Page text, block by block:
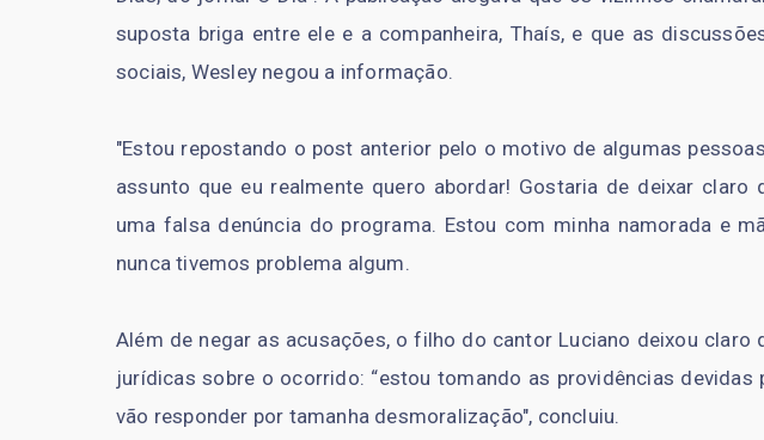
suposta briga entre ele e a companheira, Thaís, e que as
sociais, Wesley negou a informação.
"Estou repostando o post anterior pelo o motivo de algumas
assunto que eu realmente quero abordar! Gostaria de deixar claro
uma falsa denúncia do programa. Estou com minha namorada e
nunca tivemos problema algum.
Além de negar as acusações, o filho do cantor Luciano deixou claro
jurídicas sobre o ocorrido: “estou tomando as providências devidas
vão responder por tamanha desmoralização", concluiu.